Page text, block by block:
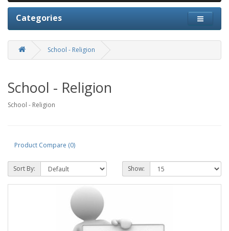
Categories
School - Religion
School - Religion
School - Religion
Product Compare (0)
Sort By: Show: